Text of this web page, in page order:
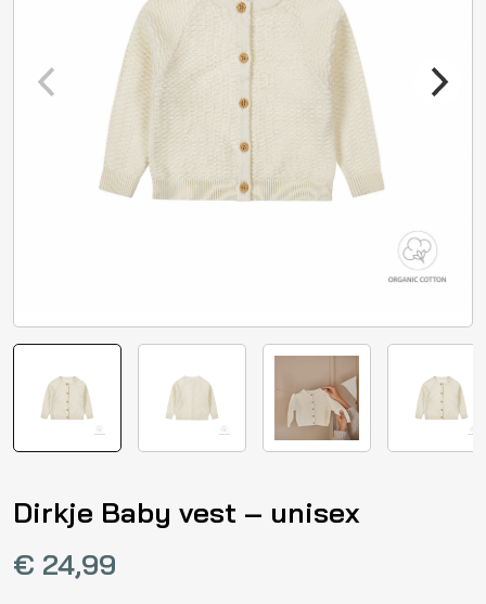
Dirkje Baby vest – unisex
€ 24,99